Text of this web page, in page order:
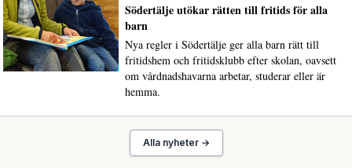
Södertälje utökar rätten till fritids för alla
barn
Nya regler i Södertälje ger alla barn rätt till
fritidshem och fritidsklubb efter skolan, oavsett
om vårdnadshavarna arbetar, studerar eller är
hemma.
Alla nyheter →